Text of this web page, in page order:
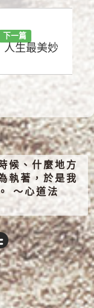
下一篇
人生最美妙
候、什麼地方
執著，於是我
～心道法